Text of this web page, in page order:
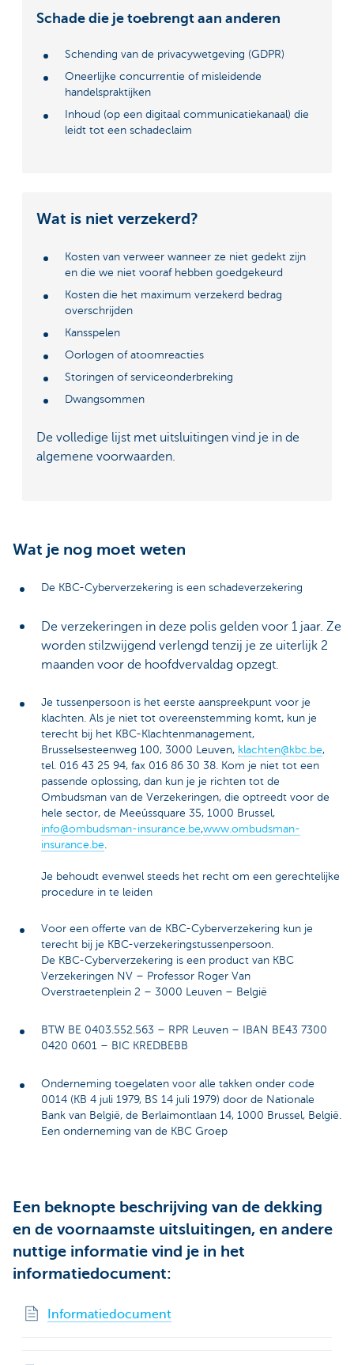
Schade die je toebrengt aan anderen
Schending van de privacywetgeving (GDPR)
Oneerlijke concurrentie of misleidende
handelspraktijken
Inhoud (op een digitaal communicatiekanaal) die
leidt tot een schadeclaim
Wat is niet verzekerd?
Kosten van verweer wanneer ze niet gedekt zijn
en die we niet vooraf hebben goedgekeurd
Kosten die het maximum verzekerd bedrag
overschrijden
Kansspelen
Oorlogen of atoomreacties
Storingen of serviceonderbreking
Dwangsommen
De volledige lijst met uitsluitingen vind je in de
algemene voorwaarden.
Wat je nog moet weten
De KBC-Cyberverzekering is een schadeverzekering
De verzekeringen in deze polis gelden voor 1 jaar. Ze
worden stilzwijgend verlengd tenzij je ze uiterlijk 2
maanden voor de hoofdvervaldag opzegt.
Je tussenpersoon is het eerste aanspreekpunt voor je
klachten. Als je niet tot overeenstemming komt, kun je
terecht bij het KBC-Klachtenmanagement,
Brusselsesteenweg 100, 3000 Leuven, klachten@kbc.be,
tel. 016 43 25 94, fax 016 86 30 38. Kom je niet tot een
passende oplossing, dan kun je je richten tot de
Ombudsman van de Verzekeringen, die optreedt voor de
hele sector, de Meeûssquare 35, 1000 Brussel,
info@ombudsman-insurance.be,www.ombudsman-
insurance.be
Je behoudt evenwel steeds het recht om een gerechtelijke
procedure in te leiden
Voor een offerte van de KBC-Cyberverzekering kun je
terecht bij je KBC-verzekeringstussenpersoon.
De KBC-Cyberverzekering is een product van KBC
Verzekeringen NV – Professor Roger Van
Overstraetenplein 2 – 3000 Leuven – België
BTW BE 0403.552.563 – RPR Leuven – IBAN BE43 7300
0420 0601 – BIC KREDBEBB
Onderneming toegelaten voor alle takken onder code
0014 (KB 4 juli 1979, BS 14 juli 1979) door de Nationale
Bank van België, de Berlaimontlaan 14, 1000 Brussel, België.
Een onderneming van de KBC Groep
Een beknopte beschrijving van de dekking
en de voornaamste uitsluitingen, en andere
nuttige informatie vind je in het
informatiedocument:
Informatiedocument